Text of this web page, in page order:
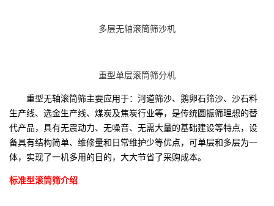
多层无轴滚筒筛沙机
重型单层滚筒筛分机
重型无轴滚筒筛主要应用于：河道筛沙、鹅卵石筛沙、沙石料
生产线、选金生产线、煤炭及焦炭行业等，是传统圆振筛理想的替
代产品，具有无震动力、无噪音、无需大量的基础建设等特点，设
备具有结构简单、维修量和日常维护少等优点，可单层和多层为一
体，实现了一机多用的目的，大大节省了采购成本。
标准型滚筒筛介绍